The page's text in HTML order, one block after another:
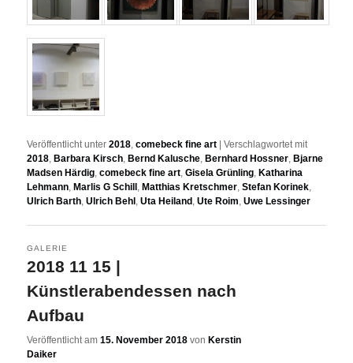
Veröffentlicht unter 2018,comebeck fine art |Verschlagwortet mit
2018, Barbara Kirsch, Bernd Kalusche, Bernhard Hossner, Bjarne
Madsen Härdig,comebeck fine art,Gisela Grünling, Katharina
Lehmann, Marlis G Schill , Matthias Kretschmer,Stefan Korinek,
Ulrich Barth,Ulrich Behl ,Uta Heiland ,Ute Roim,Uwe Lessinger
2018 11 15 |
Künstlerabendessen nach
Aufbau
GALERIE
Veröffentlicht am15. November 2018 vonKerstin
Daiker